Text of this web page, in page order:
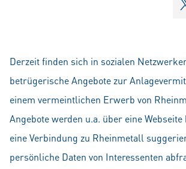
Derzeit finden sich in sozialen
betrügerische Angebote zur
einem vermeintlichen Erwerb von
Angebote werden u.a. über eine
eine Verbindung zu Rheinmetall
persönliche Daten von Interessenten